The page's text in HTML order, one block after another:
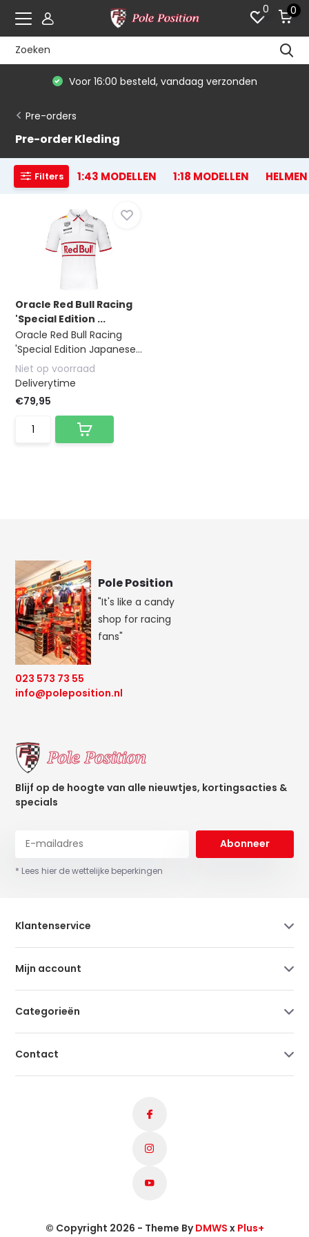
0 0
Voor 16:00 besteld, vandaag verzonden
Pre-orders
Pre-order Kleding
Filters 1:43 MODELLEN 1:18 MODELLEN HELMEN
Oracle Red Bull Racing
'Special Edition ...
Oracle Red Bull Racing
'Special Edition Japanese...
Niet op voorraad
Deliverytime
€79,95
Pole Position
"It's like a candy
shop for racing
fans"
023 573 73 55
info@poleposition.nl
Blijf op de hoogte van alle nieuwtjes, kortingsacties &
specials
Abonneer
* Lees hier de wettelijke beperkingen
Klantenservice
Mijn account
Categorieën
Contact
© Copyright 2026 - Theme ByDMWS x Plus+